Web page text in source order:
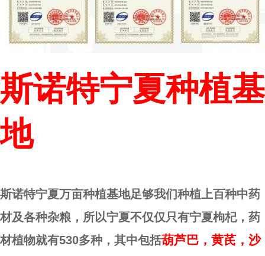
斯诺特宁夏种植基
地
斯诺特宁夏万亩种植基地足够我们种植上百种中药
材及各种杂粮，所以宁夏不仅仅只有宁夏枸杞，药
材植物就有530多种， 其中包括葫芦巴，黄芪，沙